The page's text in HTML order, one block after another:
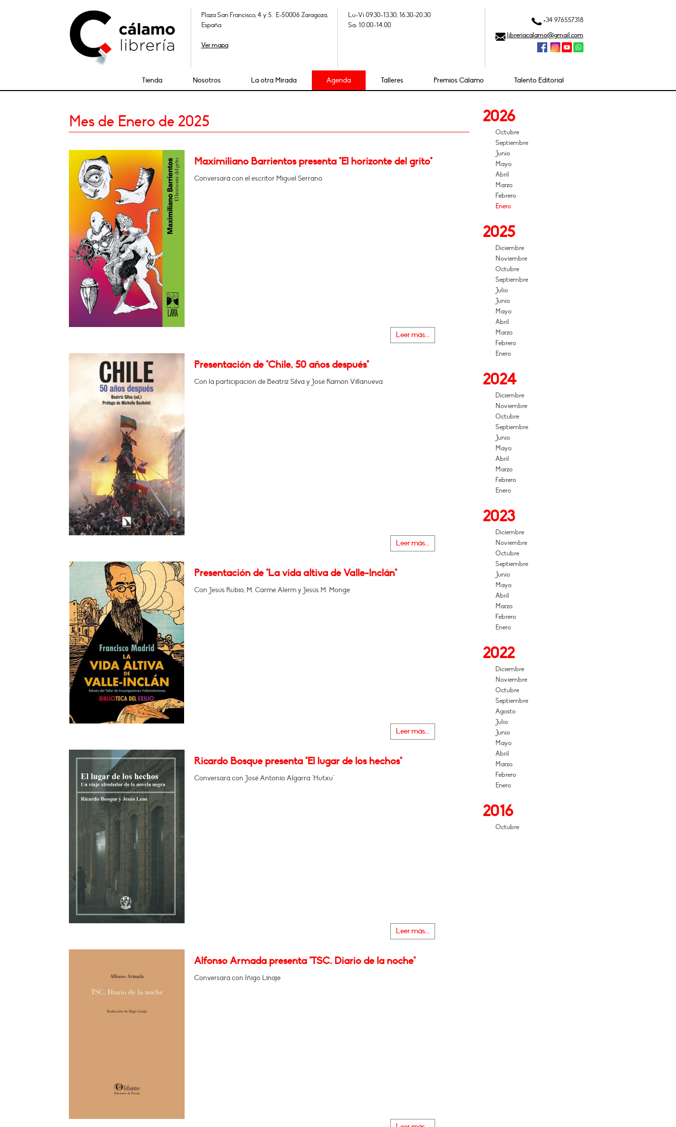
Plaza San Francisco, 4 y 5. E-50006 Zaragoza,
España
Ver mapa
Lu-Vi 09.30-13.30, 16.30-20.30
Sa: 10.00-14.00
+34 976557318
libreriacalamo@gmail.com
Tienda Nosotros La otra Mirada Agenda Talleres Premios Cálamo Talento Editorial
Mes de Enero de 2025
Maximiliano Barrientos presenta "El horizonte del grito"
Conversará con el escritor Miguel Serrano
Leer más...
Presentación de "Chile, 50 años después"
Con la participación de Beatriz Silva y José Ramón Villanueva
Leer más...
Presentación de "La vida altiva de Valle-Inclán"
Con Jesús Rubio, M. Carme Alerm y Jesús M. Monge
Leer más...
Ricardo Bosque presenta "El lugar de los hechos"
Conversará con José Antonio Algarra "Hutxu"
Leer más...
Alfonso Armada presenta "TSC. Diario de la noche"
Conversará con Íñigo Linaje
2026
Octubre
Septiembre
Junio
Mayo
Abril
Marzo
Febrero
Enero
2025
Diciembre
Noviembre
Octubre
Septiembre
Julio
Junio
Mayo
Abril
Marzo
Febrero
Enero
2024
Diciembre
Noviembre
Octubre
Septiembre
Junio
Mayo
Abril
Marzo
Febrero
Enero
2023
Diciembre
Noviembre
Octubre
Septiembre
Junio
Mayo
Abril
Marzo
Febrero
Enero
2022
Diciembre
Noviembre
Octubre
Septiembre
Agosto
Julio
Junio
Mayo
Abril
Marzo
Febrero
Enero
2016
Octubre